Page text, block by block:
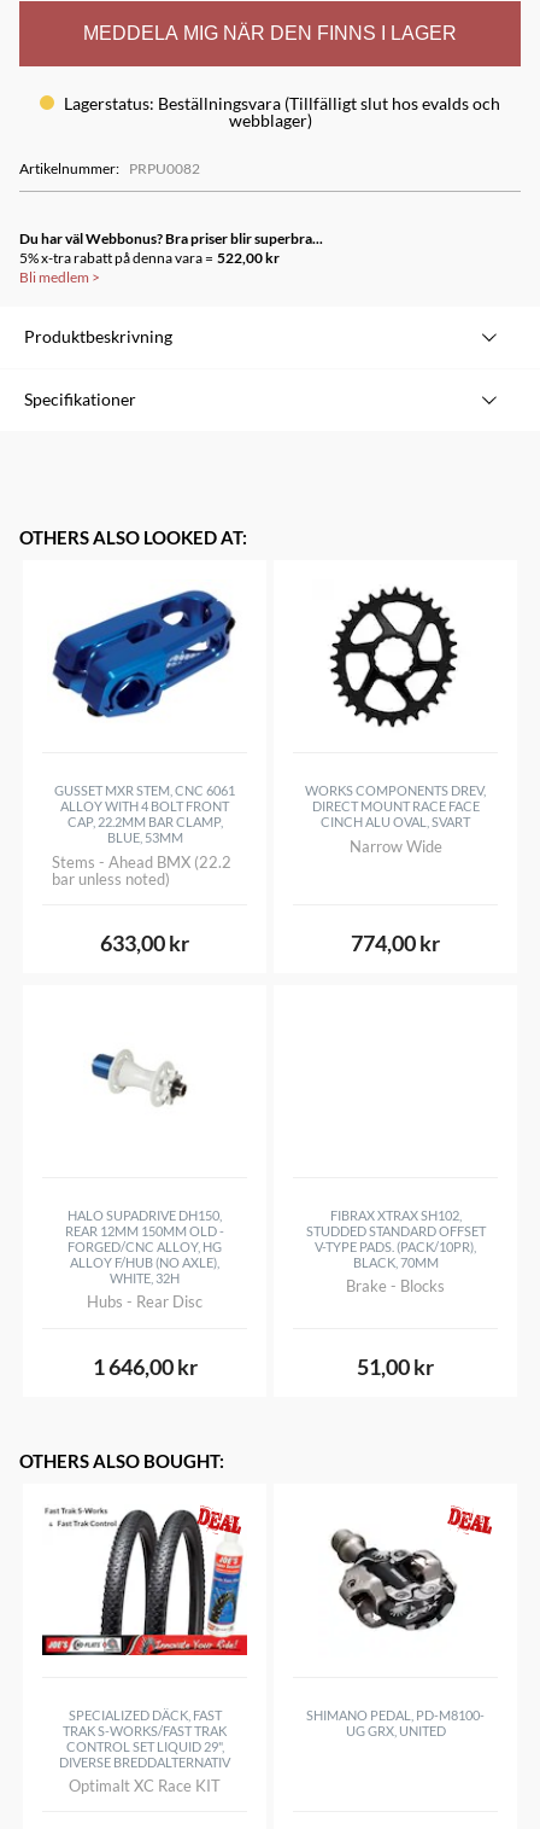
MEDDELA MIG NÄR DEN FINNS I LAGER
Lagerstatus: Beställningsvara (Tillfälligt slut hos evalds och
webblager)
Artikelnummer: PRPU0082
Du har väl Webbonus? Bra priser blir superbra...
5% x-tra rabatt på denna vara = 522,00 kr
Bli medlem >
Produktbeskrivning
COMPETITION FLOORPUMP
Snaplock EZ head
Specifikationer
Typ
Golv
160 / 11 Bar
Vikt
-
Övrigt
OTHERS ALSO LOOKED AT:
GUSSET MXR STEM, CNC 6061
ALLOY WITH 4 BOLT FRONT
CAP, 22.2MM BAR CLAMP,
BLUE, 53MM
Stems - Ahead BMX (22.2
bar unless noted)
633,00 kr
WORKS COMPONENTS DREV,
DIRECT MOUNT RACE FACE
CINCH ALU OVAL, SVART
Narrow Wide
774,00 kr
HALO SUPADRIVE DH150,
REAR 12MM 150MM OLD -
FORGED/CNC ALLOY, HG
ALLOY F/HUB (NO AXLE),
WHITE, 32H
Hubs - Rear Disc
1 646,00 kr
FIBRAX XTRAX SH102,
STUDDED STANDARD OFFSET
V-TYPE PADS. (PACK/10PR),
BLACK, 70MM
Brake - Blocks
51,00 kr
OTHERS ALSO BOUGHT:
SPECIALIZED DÄCK, FAST
TRAK S-WORKS/FAST TRAK
CONTROL SET LIQUID 29",
DIVERSE BREDDALTERNATIV
Optimalt XC Race KIT
SHIMANO PEDAL, PD-M8100-
UG GRX, UNITED